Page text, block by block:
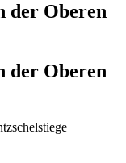
der Oberen
der Oberen